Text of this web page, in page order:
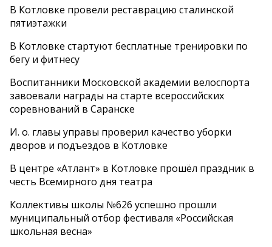
В Котловке провели реставрацию сталинской
пятиэтажки
В Котловке стартуют бесплатные тренировки по
бегу и фитнесу
Воспитанники Московской академии велоспорта
завоевали награды на старте всероссийских
соревнований в Саранске
И. о. главы управы проверил качество уборки
дворов и подъездов в Котловке
В центре «Атлант» в Котловке прошёл праздник в
честь Всемирного дня театра
Коллективы школы №626 успешно прошли
муниципальный отбор фестиваля «Российская
школьная весна»